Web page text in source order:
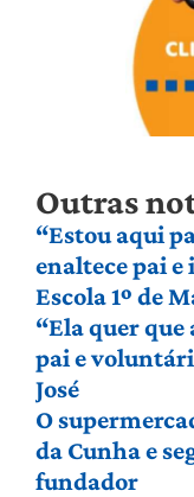
Outras
“Estou aqui
enaltece pai e
Escola 1º de
“Ela quer que
pai e
José
O
da Cunha e
fundador